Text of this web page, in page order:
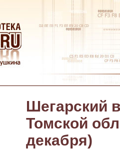
Шегарский
Томской
декабря)